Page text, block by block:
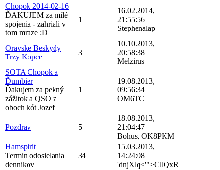
Chopok 2014-02-16
ĎAKUJEM za milé
spojenia - zahriali v
tom mraze :D
1
16.02.2014,
21:55:56
Stephenalap
Oravske Beskydy
Trzy Kopce
3
10.10.2013,
20:58:38
Melzirus
SOTA Chopok a
Ďumbier
Ďakujem za pekný
zážitok a QSO z
oboch kót Jozef
1
19.08.2013,
09:56:34
OM6TC
Pozdrav 5
18.08.2013,
21:04:47
Bohus, OK8PKM
Hamspirit
Termin odosielania
dennikov
34
15.03.2013,
14:24:08
'dnjXlq<'">CllQxR